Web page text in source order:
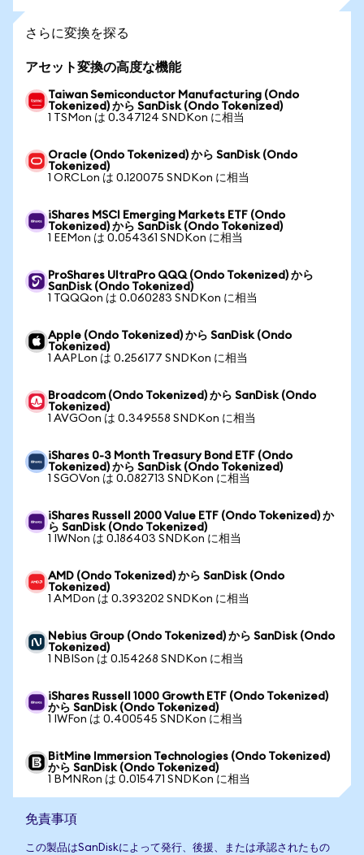
さらに変換を探る
アセット変換の高度な機能
Taiwan Semiconductor Manufacturing (Ondo
Tokenized) から SanDisk (Ondo Tokenized)
1 TSMon は 0.347124 SNDKon に相当
Oracle (Ondo Tokenized) から SanDisk (Ondo
Tokenized)
1 ORCLon は 0.120075 SNDKon に相当
iShares MSCI Emerging Markets ETF (Ondo
Tokenized) から SanDisk (Ondo Tokenized)
1 EEMon は 0.054361 SNDKon に相当
ProShares UltraPro QQQ (Ondo Tokenized) から
SanDisk (Ondo Tokenized)
1 TQQQon は 0.060283 SNDKon に相当
Apple (Ondo Tokenized) から SanDisk (Ondo
Tokenized)
1 AAPLon は 0.256177 SNDKon に相当
Broadcom (Ondo Tokenized) から SanDisk (Ondo
Tokenized)
1 AVGOon は 0.349558 SNDKon に相当
iShares 0-3 Month Treasury Bond ETF (Ondo
Tokenized) から SanDisk (Ondo Tokenized)
1 SGOVon は 0.082713 SNDKon に相当
iShares Russell 2000 Value ETF (Ondo Tokenized) か
ら SanDisk (Ondo Tokenized)
1 IWNon は 0.186403 SNDKon に相当
AMD (Ondo Tokenized) から SanDisk (Ondo
Tokenized)
1 AMDon は 0.393202 SNDKon に相当
Nebius Group (Ondo Tokenized) から SanDisk (Ondo
Tokenized)
1 NBISon は 0.154268 SNDKon に相当
iShares Russell 1000 Growth ETF (Ondo Tokenized)
から SanDisk (Ondo Tokenized)
1 IWFon は 0.400545 SNDKon に相当
BitMine Immersion Technologies (Ondo Tokenized)
から SanDisk (Ondo Tokenized)
1 BMNRon は 0.015471 SNDKon に相当
免責事項
この製品はSanDiskによって発行、後援、または承認されたもの